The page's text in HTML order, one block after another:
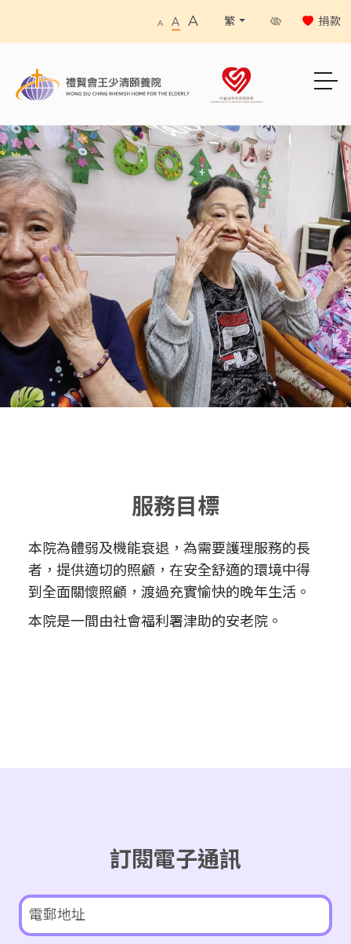
A A A 繁 捐款
服務目標
本院為體弱及機能衰退，為需要護理服務的長
者，提供適切的照顧，在安全舒適的環境中得
到全面關懷照顧，渡過充實愉快的晚年生活。
本院是一間由社會福利署津助的安老院。
訂閱電子通訊